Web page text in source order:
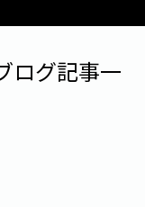
ログ記事一